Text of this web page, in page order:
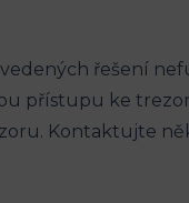
řešení
přístupu ke
Kontaktujte